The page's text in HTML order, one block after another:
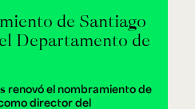
de Santiago
Departamento de
renovó el nombramiento de
director del